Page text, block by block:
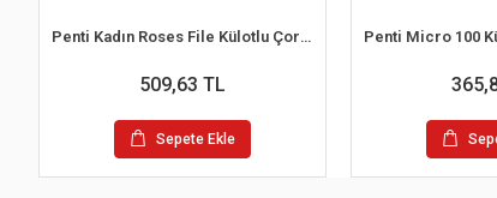
Penti Kadın Roses File Külotlu Çorap
509,63 TL
Sepete Ekle